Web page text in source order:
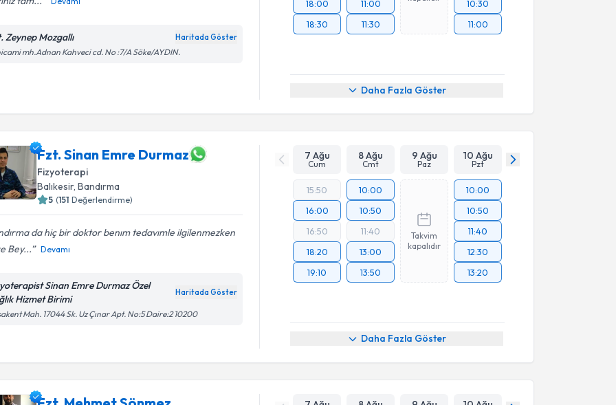
Zeynep Mozgallı Haritada Göster
mh.Adnan Kahveci cd. No :7/A Söke/AYDIN.
18:00
18:30
11:00
11:30
10:30
11:00
Daha Fazla Göster
Fzt. Sinan Emre Durmaz
Fizyoterapi
Balıkesir,Bandırma
5 (151 Değerlendirme)
da hiç bir doktor benım tedavımle ilgilenmezken
Bey...
Devamı
Sinan Emre Durmaz Özel
Hizmet Birimi
Haritada Göster
Mah. 17044 Sk. Uz Çınar Apt. No:5 Daire:2 10200
7 Ağu
Cum
8 Ağu
Cmt
9 Ağu
Paz
10 Ağu
Pzt
15:50
16:00
16:50
18:20
19:10
10:00
10:50
11:40
13:00
13:50
Takvim
kapalıdır
10:00
10:50
11:40
12:30
13:20
Daha Fazla Göster